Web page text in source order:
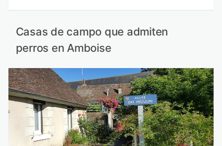
Casas de campo que admiten
perros en Amboise